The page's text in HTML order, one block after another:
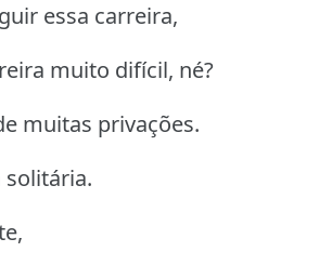
essa carreira,
muito difícil, né?
muitas privações.
solitária.